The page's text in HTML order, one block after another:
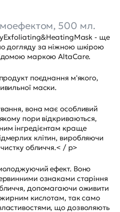
500 мл.
- ще
догляду за ніжною шкірою
маркою AltaCare.
поєднання м'якого,
маски.
вона має особливий
пори відкриваються,
інгредієнтам краще
клітин, виробляючи
обличчя.< / p>
ефект. Воно
ознаками старіння
допомагаючи оживити
кислотам, так само
що дозволяють